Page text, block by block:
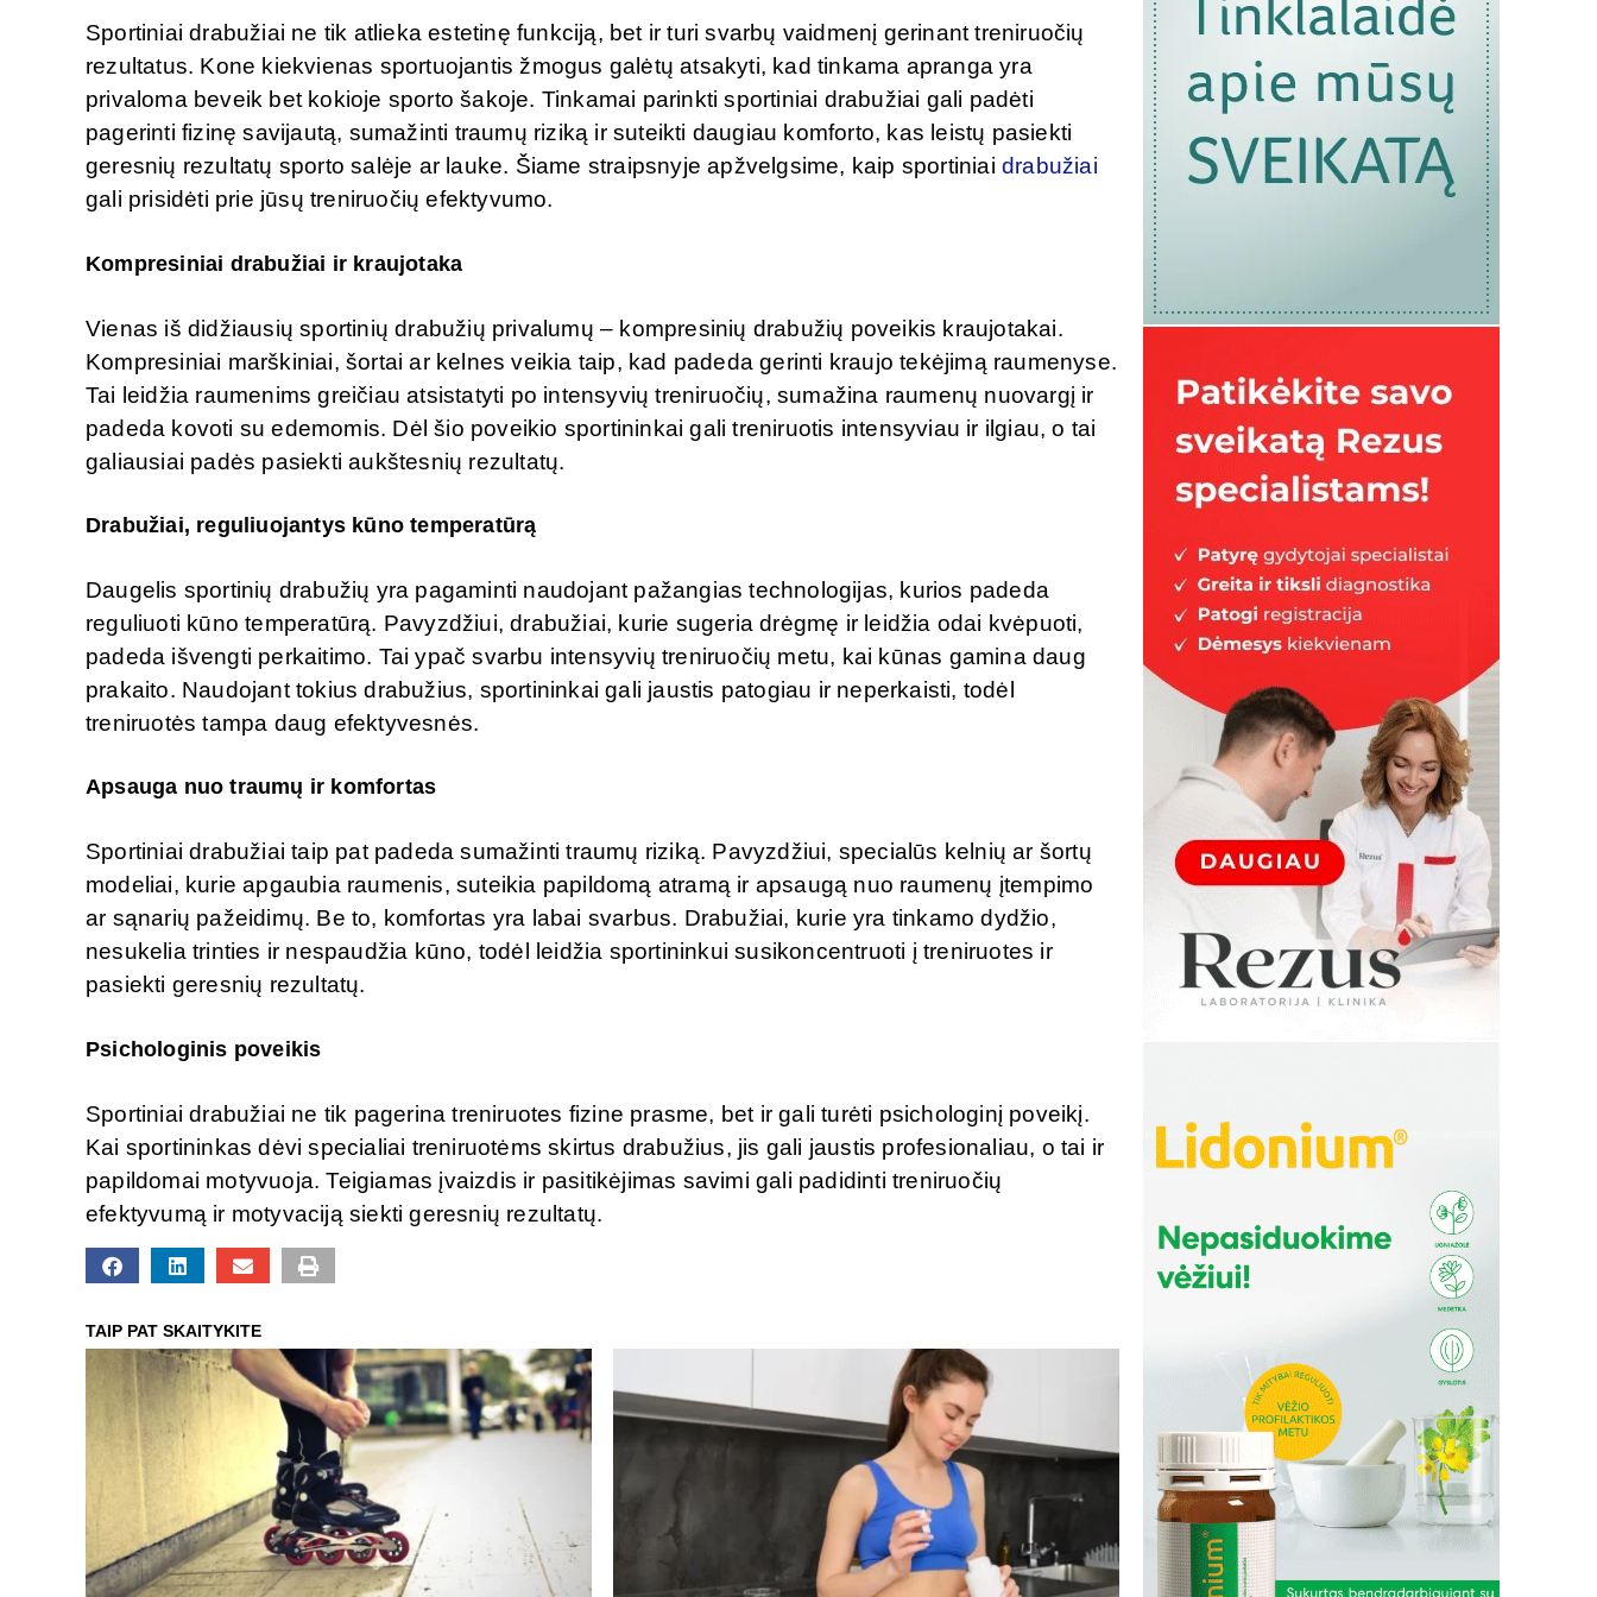
Sportiniai drabužiai ne tik atlieka estetinę funkciją, bet ir turi svarbų vaidmenį gerinant treniruočių
rezultatus. Kone kiekvienas sportuojantis žmogus galėtų atsakyti, kad tinkama apranga yra
privaloma beveik bet kokioje sporto šakoje. Tinkamai parinkti sportiniai drabužiai gali padėti
pagerinti fizinę savijautą, sumažinti traumų riziką ir suteikti daugiau komforto, kas leistų pasiekti
geresnių rezultatų sporto salėje ar lauke. Šiame straipsnyje apžvelgsime, kaip sportiniaidrabužiai
gali prisidėti prie jūsų treniruočių efektyvumo.
Kompresiniai drabužiai ir kraujotaka
Vienas iš didžiausių sportinių drabužių privalumų – kompresinių drabužių poveikis kraujotakai.
Kompresiniai marškiniai, šortai ar kelnes veikia taip, kad padeda gerinti kraujo tekėjimą raumenyse.
Tai leidžia raumenims greičiau atsistatyti po intensyvių treniruočių, sumažina raumenų nuovargį ir
padeda kovoti su edemomis. Dėl šio poveikio sportininkai gali treniruotis intensyviau ir ilgiau, o tai
galiausiai padės pasiekti aukštesnių rezultatų.
Drabužiai, reguliuojantys kūno temperatūrą
Daugelis sportinių drabužių yra pagaminti naudojant pažangias technologijas, kurios padeda
reguliuoti kūno temperatūrą. Pavyzdžiui, drabužiai, kurie sugeria drėgmę ir leidžia odai kvėpuoti,
padeda išvengti perkaitimo. Tai ypač svarbu intensyvių treniruočių metu, kai kūnas gamina daug
prakaito. Naudojant tokius drabužius, sportininkai gali jaustis patogiau ir neperkaisti, todėl
treniruotės tampa daug efektyvesnės.
Apsauga nuo traumų ir komfortas
Sportiniai drabužiai taip pat padeda sumažinti traumų riziką. Pavyzdžiui, specialūs kelnių ar šortų
modeliai, kurie apgaubia raumenis, suteikia papildomą atramą ir apsaugą nuo raumenų įtempimo
ar sąnarių pažeidimų. Be to, komfortas yra labai svarbus. Drabužiai, kurie yra tinkamo dydžio,
nesukelia trinties ir nespaudžia kūno, todėl leidžia sportininkui susikoncentruoti į treniruotes ir
pasiekti geresnių rezultatų.
Psichologinis poveikis
Sportiniai drabužiai ne tik pagerina treniruotes fizine prasme, bet ir gali turėti psichologinį poveikį.
Kai sportininkas dėvi specialiai treniruotėms skirtus drabužius, jis gali jaustis profesionaliau, o tai ir
papildomai motyvuoja. Teigiamas įvaizdis ir pasitikėjimas savimi gali padidinti treniruočių
efektyvumą ir motyvaciją siekti geresnių rezultatų.
TAIP PAT SKAITYKITE